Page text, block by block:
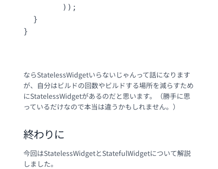
        ));
  }
}
ならStatelessWidgetいらないじゃんって話になります
が、自分はビルドの回数やビルドする場所を減らすため
にStatelessWidgetがあるのだと思います。（勝手に思
っているだけなので本当は違うかもしれません。）
終わりに
今回はStatelessWidgetとStatefulWidgetについて解説
しました。